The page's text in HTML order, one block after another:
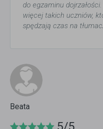
do egzaminu
więcej takich uczniów,
spędzają czas na
Beata